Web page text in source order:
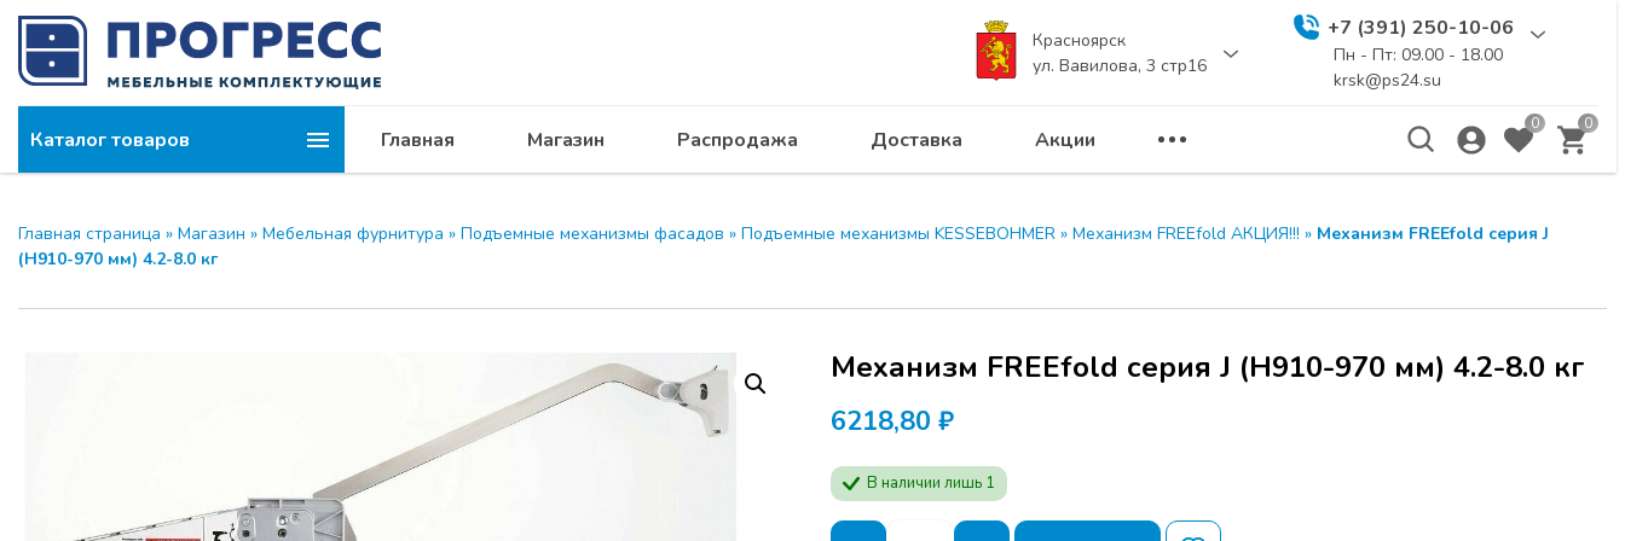
Красноярск
ул. Вавилова, 3 стр16
+7 (391) 250-10-06
Пн - Пт: 09.00 - 18.00
krsk@ps24.su
Каталог товаров Главная Магазин Распродажа Доставка Акции
0 0
Главная страница » Магазин » Мебельная фурнитура » Подъемные механизмы фасадов » Подъемные механизмы KESSEBOHMER » Механизм FREEfold АКЦИЯ!!! » Механизм FREEfold серия J
(Н910-970 мм) 4.2-8.0 кг
Механизм FREEfold серия J (Н910-970 мм) 4.2-8.0 кг
6218,80 ₽
В наличии лишь 1
Количество